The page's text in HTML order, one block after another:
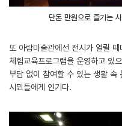
단돈 만원으로 즐기는
또 아람미술관에선 전시가 열릴
체험교육프로그램을 운영하고 있
부담 없이 참여할 수 있는 생활 속
시민들에게 인기다.